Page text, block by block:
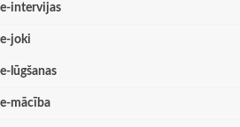
e-intervijas
e-joki
e-lūgšanas
e-mācība